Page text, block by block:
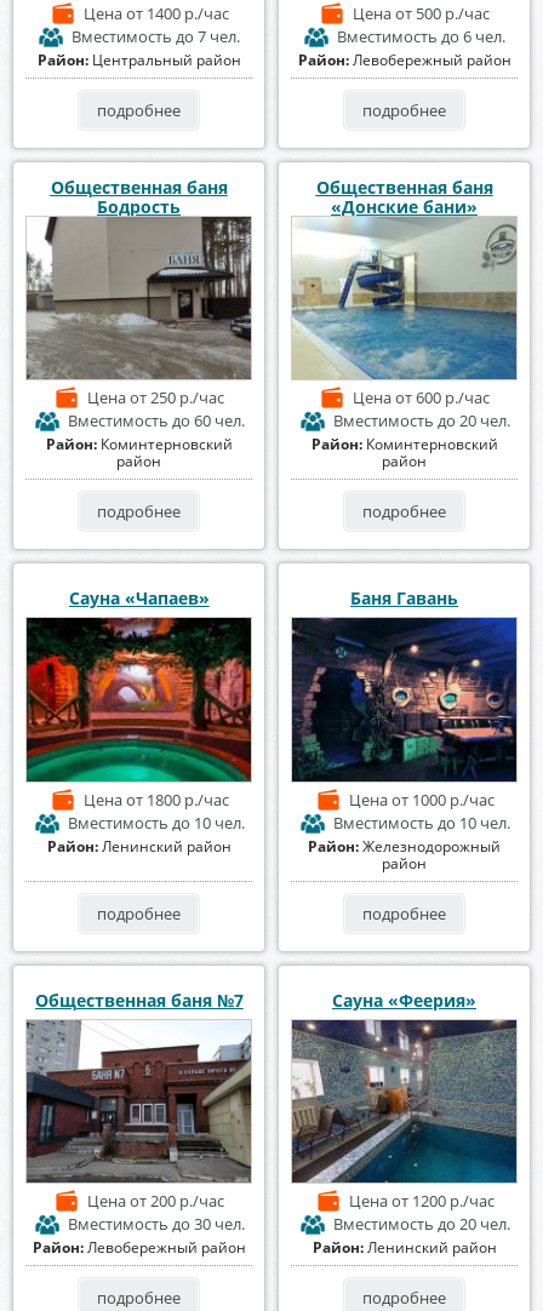
Ценаот 1400 р./час
Вместимость до 7 чел.
Район: Центральный район
подробнее
Ценаот 500 р./час
Вместимость до 6 чел.
Район:Левобережный район
подробнее
Общественная баня
Бодрость
Ценаот 250 р./час
Вместимость до 60 чел.
Район: Коминтерновский
район
подробнее
Общественная баня
«Донские бани»
Ценаот 600 р./час
Вместимость до 20 чел.
Район: Коминтерновский
район
подробнее
Сауна «Чапаев»
Ценаот 1800 р./час
Вместимость до 10 чел.
Район:Ленинский район
подробнее
Баня Гавань
Ценаот 1000 р./час
Вместимость до 10 чел.
Район:Железнодорожный
район
подробнее
Общественная баня №7
Ценаот 200 р./час
Вместимость до 30 чел.
Район:Левобережный район
подробнее
Сауна «Феерия»
Ценаот 1200 р./час
Вместимость до 20 чел.
Район:Ленинский район
подробнее